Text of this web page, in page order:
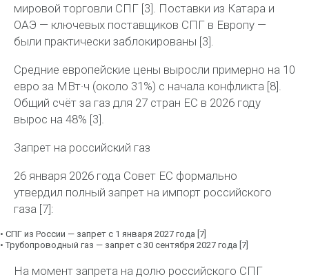
мировой торговли СПГ [3]. Поставки из Катара и
ОАЭ — ключевых поставщиков СПГ в Европу —
были практически заблокированы [3].
Средние европейские цены выросли примерно на 10
евро за МВт·ч (около 31%) с начала конфликта [8].
Общий счёт за газ для 27 стран ЕС в 2026 году
вырос на 48% [3].
Запрет на российский газ
26 января 2026 года Совет ЕС формально
утвердил полный запрет на импорт российского
газа [7]:
• СПГ из России — запрет с 1 января 2027 года [7]
•Трубопроводный газ — запрет с 30 сентября 2027 года [7]
На момент запрета на долю российского СПГ